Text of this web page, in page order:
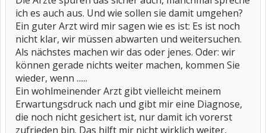
ich es auch aus. Und wie sollen sie damit umgehen?
Ein guter Arzt wird mir sagen wie es ist: Es ist noch
nicht klar, wir müssen abwarten und weitersuchen.
Als nächstes machen wir das oder jenes. Oder: wir
können gerade nichts weiter machen, kommen Sie
wieder, wenn ......
Ein wohlmeinender Arzt gibt vielleicht meinem
Erwartungsdruck nach und gibt mir eine Diagnose,
die noch nicht gesichert ist, nur damit ich vorerst
zufrieden bin. Das hilft mir nicht wirklich weiter,